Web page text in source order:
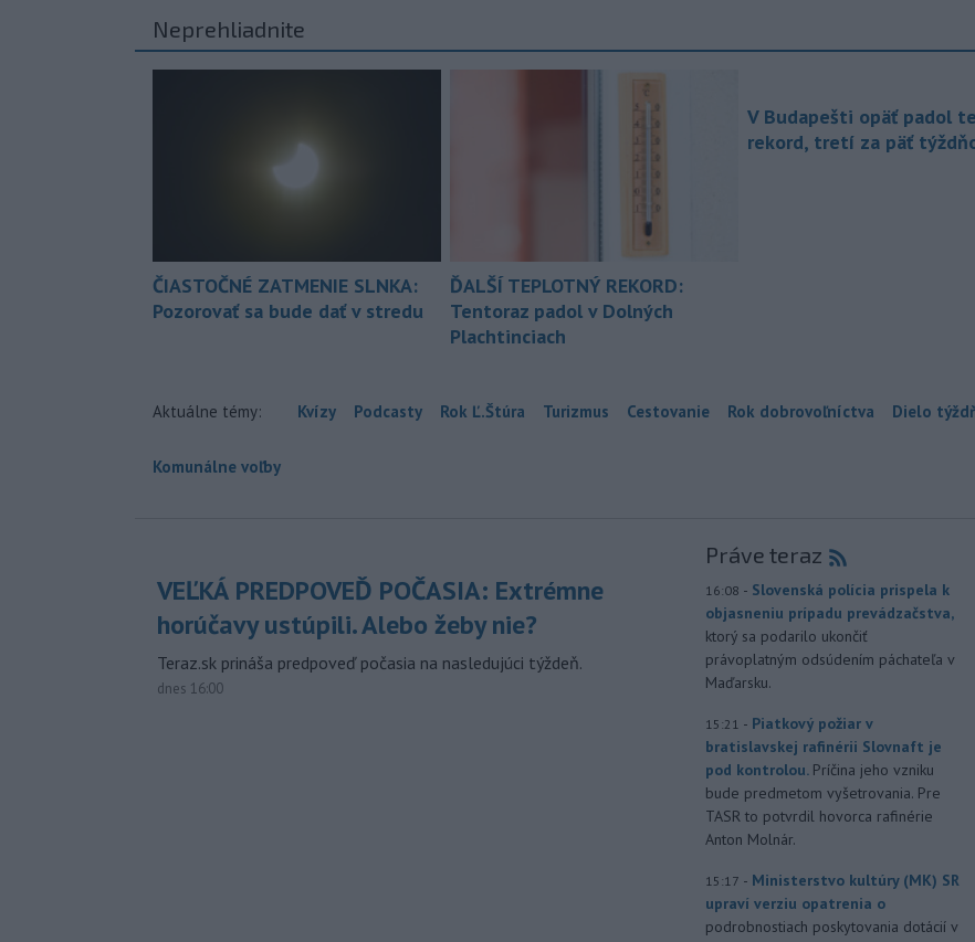
Neprehliadnite
ČIASTOČNÉ ZATMENIE SLNKA:
Pozorovať sa bude dať v stredu
ĎALŠÍ TEPLOTNÝ REKORD:
Tentoraz padol v Dolných
Plachtinciach
V Budapešti opäť padol
rekord, tretí za päť
Aktuálne témy: Kvízy Podcasty Rok Ľ.Štúra Turizmus Cestovanie Rok dobrovoľníctva Dielo
Komunálne voľby
VEĽKÁ PREDPOVEĎ POČASIA: Extrémne
horúčavy ustúpili. Alebo žeby nie?
Teraz.sk prináša predpoveď počasia na nasledujúci týždeň.
dnes 16:00
Práve teraz
16:08 - Slovenská polícia prispela k
objasneniu prípadu prevádzačstva,
ktorý sa podarilo ukončiť
právoplatným odsúdením páchateľa v
Maďarsku.
15:21 - Piatkový požiar v
bratislavskej rafinérii Slovnaft je
pod kontrolou. Príčina jeho vzniku
bude predmetom vyšetrovania. Pre
TASR to potvrdil hovorca rafinérie
Anton Molnár.
15:17 - Ministerstvo kultúry (MK) SR
upraví verziu opatrenia o
podrobnostiach poskytovania dotácií v